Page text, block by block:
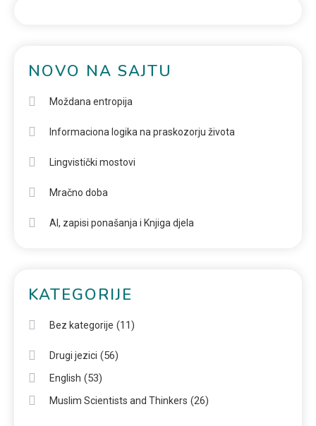
NOVO NA SAJTU
Moždana entropija
Informaciona logika na praskozorju života
Lingvistički mostovi
Mračno doba
AI, zapisi ponašanja i Knjiga djela
KATEGORIJE
Bez kategorije (11)
Drugi jezici (56)
English (53)
Muslim Scientists and Thinkers (26)